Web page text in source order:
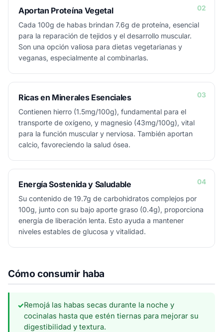
02
Aportan Proteína Vegetal
Cada 100g de habas brindan 7.6g de proteína, esencial
para la reparación de tejidos y el desarrollo muscular.
Son una opción valiosa para dietas vegetarianas y
veganas, especialmente al combinarlas.
03
Ricas en Minerales Esenciales
Contienen hierro (1.5mg/100g), fundamental para el
transporte de oxígeno, y magnesio (43mg/100g), vital
para la función muscular y nerviosa. También aportan
calcio, favoreciendo la salud ósea.
04
Energía Sostenida y Saludable
Su contenido de 19.7g de carbohidratos complejos por
100g, junto con su bajo aporte graso (0.4g), proporciona
energía de liberación lenta. Esto ayuda a mantener
niveles estables de glucosa y vitalidad.
Cómo consumir haba
✓Remojá las habas secas durante la noche y
cocinalas hasta que estén tiernas para mejorar su
digestibilidad y textura.